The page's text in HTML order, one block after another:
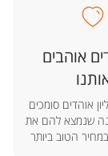
אוהבים
2.5 מיליון אוהדים סומכים
שנמצא להם את
הטוב ביותר